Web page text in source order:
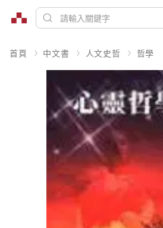
首頁 中文書 人文史哲 哲學